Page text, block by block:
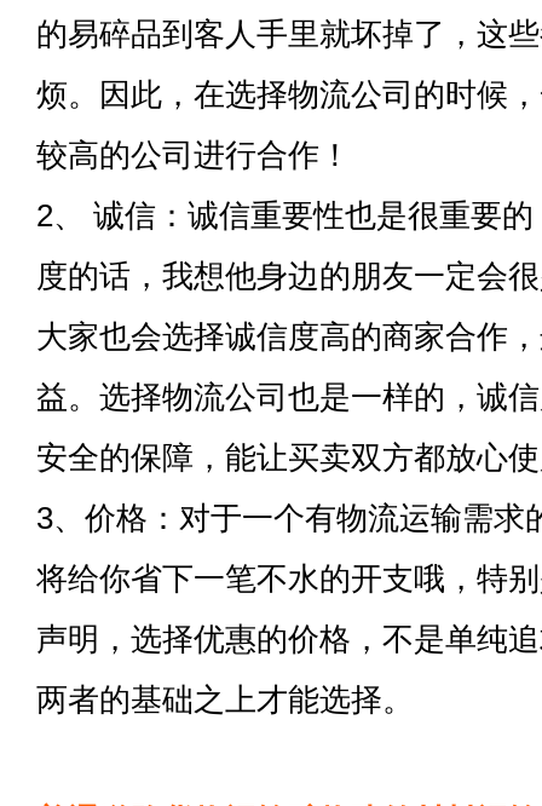
的易碎品到客人手里就坏掉了，这
烦。因此，在选择物流公司的时候
较高的公司进行合作！
2、 诚信：诚信重要性也是很重要
度的话，我想他身边的朋友一定会
大家也会选择诚信度高的商家合作
益。选择物流公司也是一样的，诚
安全的保障，能让买卖双方都放心
3、价格：对于一个有物流运输需求
将给你省下一笔不水的开支哦，特
声明，选择优惠的价格，不是单纯
两者的基础之上才能选择。